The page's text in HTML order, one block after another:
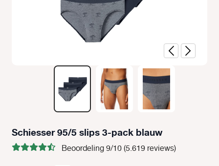
Schiesser 95/5 slips 3-pack blauw
Beoordeling 9/10 (5.619 reviews)